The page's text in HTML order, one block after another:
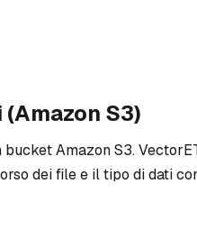
S3)
Amazon S3.
dei file e il tipo di dati